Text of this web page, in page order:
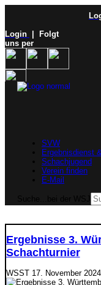
Login
| Folgt
uns per
SVW
Ergebnisdienst
Schachjugend
Verein finden
E-Mail
Ergebnisse 3.
Schachturnier
WSST 17. November 2024